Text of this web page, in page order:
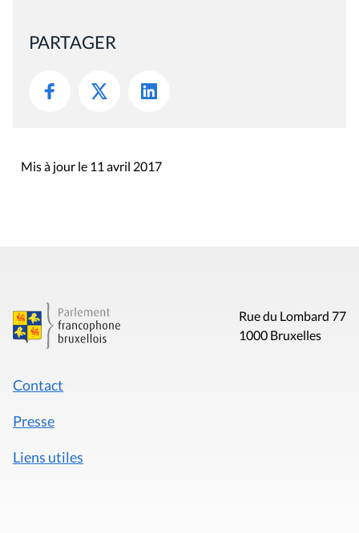
PARTAGER
Mis à jour le 11 avril 2017
Rue du Lombard 77
1000 Bruxelles
Contact
Presse
Liens utiles